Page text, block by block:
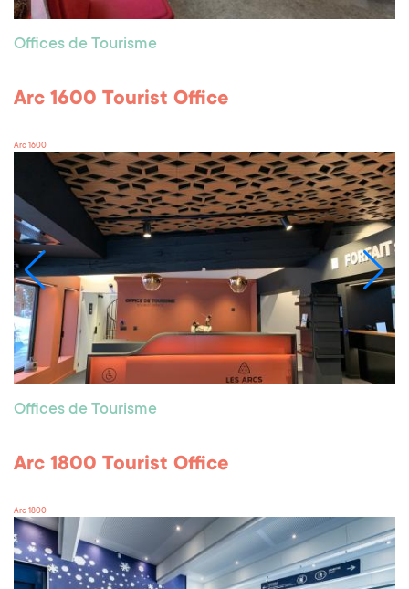
Offices de Tourisme
Arc 1600 Tourist Office
Arc 1600
Offices de Tourisme
Arc 1800 Tourist Office
Arc 1800